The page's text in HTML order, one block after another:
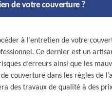
de votre couverture ?
à l’entretien de votre
Ce dernier est un
d’erreurs ainsi que les
couverture dans les règles de
des travaux de qualité à des